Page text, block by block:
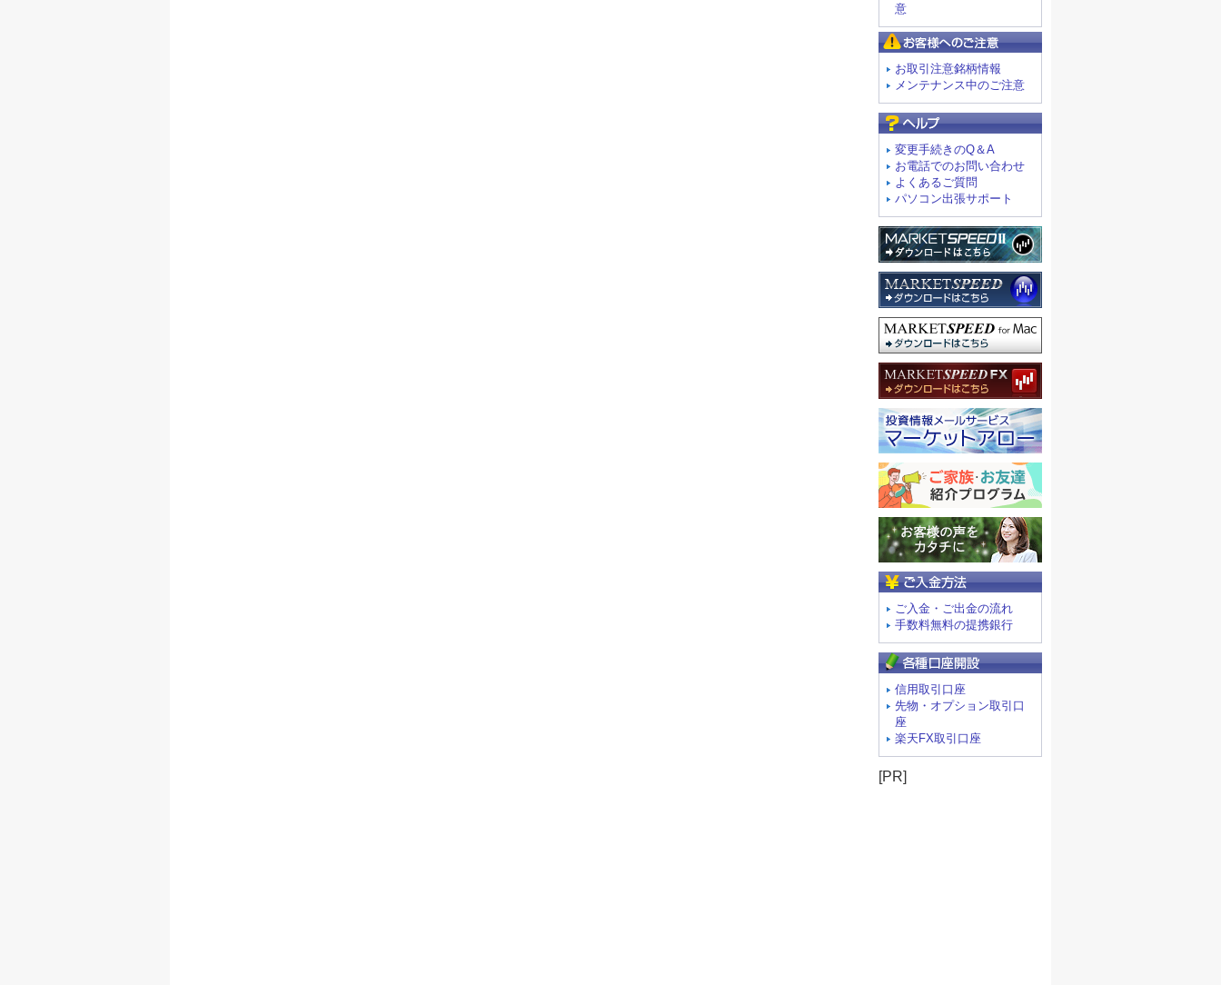
意
お取引注意銘柄情報
メンテナンス中のご注意
変更手続きのQ＆A
お電話でのお問い合わせ
よくあるご質問
パソコン出張サポート
ご入金・ご出金の流れ
手数料無料の提携銀行
信用取引口座
先物・オプション取引口
座
楽天FX取引口座
[PR]